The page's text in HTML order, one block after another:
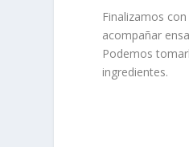
Finalizamos
acompañar
Podemos
ingredientes.